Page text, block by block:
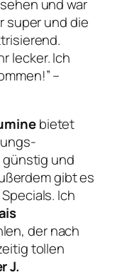
und war
super und die
lecker. Ich
–
bietet
günstig und
gibt es
Ich
der nach
tollen
J.